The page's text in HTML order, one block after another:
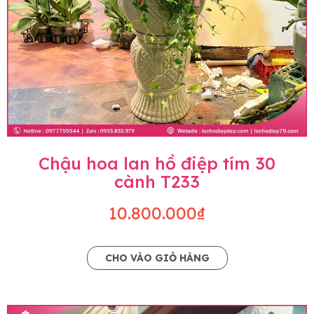
Chậu hoa lan hồ điệp tím 30
cành T233
10.800.000₫
CHO VÀO GIỎ HÀNG